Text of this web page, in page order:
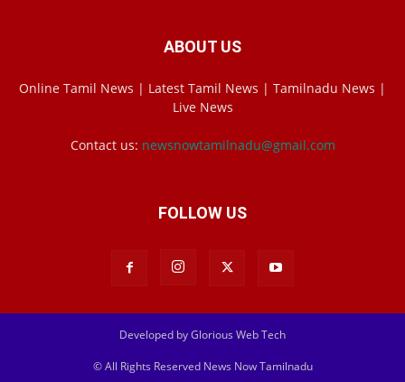
ABOUT US
Online Tamil News | Latest Tamil News | Tamilnadu News |
Live News
Contact us: newsnowtamilnadu@gmail.com
FOLLOW US
Developed by Glorious Web Tech
© All Rights Reserved News Now Tamilnadu